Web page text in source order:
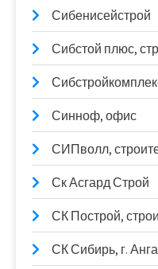
Сибенисейстрой
Сибстой плюс,
Синноф, офис
СИПволл,
Ск Асгард Строй
СК Построй,
СК Сибирь, г.